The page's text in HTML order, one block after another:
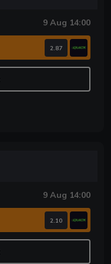
9 Aug 14:00
2.87
9 Aug 14:00
2.10